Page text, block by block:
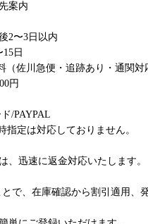
案内
2〜3日以内
日
（佐川急便・追跡あり・通関対
円
/PAYPAL
定は対応しておりません。
、迅速に返金対応いたします。
で、在庫確認から割引適用、